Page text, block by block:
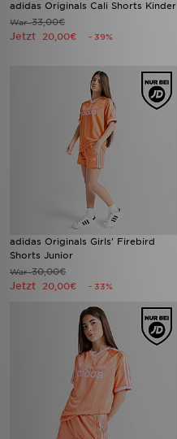
adidas Originals Cali Shorts Kinder
War33,00€
Jetzt 20,00€ - 39%
adidas Originals Girls' Firebird
Shorts Junior
War30,00€
Jetzt 20,00€ - 33%